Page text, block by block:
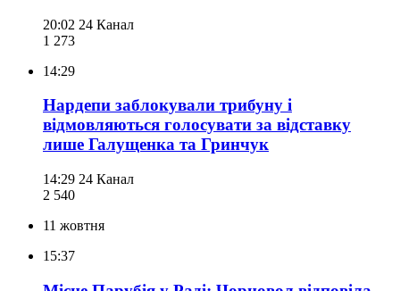
20:02 24 Канал
1 273
14:29
Нардепи заблокували трибуну і
відмовляються голосувати за відставку
лише Галущенка та Гринчук
14:29 24 Канал
2 540
11 жовтня
15:37